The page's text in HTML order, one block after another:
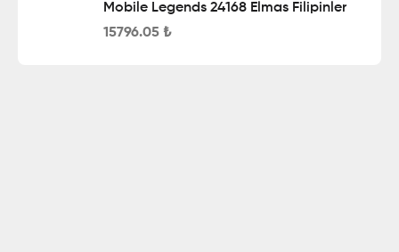
Mobile Legends 24168 Elmas Filipinler
15796.05 ₺